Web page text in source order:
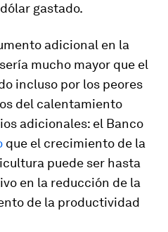
gastado.
adicional en la
mucho mayor que el
incluso por los peores
del calentamiento
adicionales: el Banco
que el crecimiento de la
puede ser hasta
en la reducción de la
de la productividad